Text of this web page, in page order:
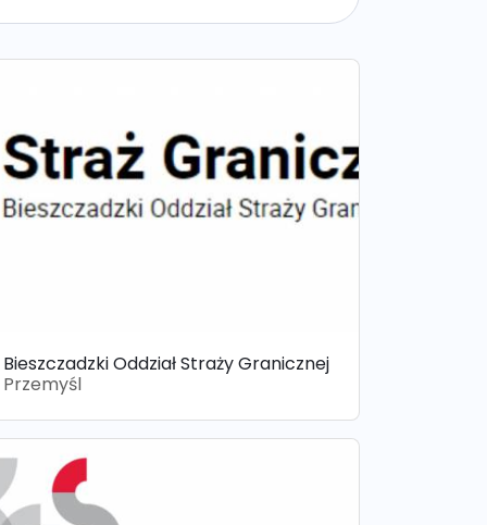
Bieszczadzki Oddział Straży Granicznej
Przemyśl